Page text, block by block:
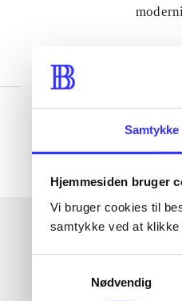
Samtykke
Hjemmesiden bruger
Vi bruger cookies til
samtykke ved at klikke
Nødvendig